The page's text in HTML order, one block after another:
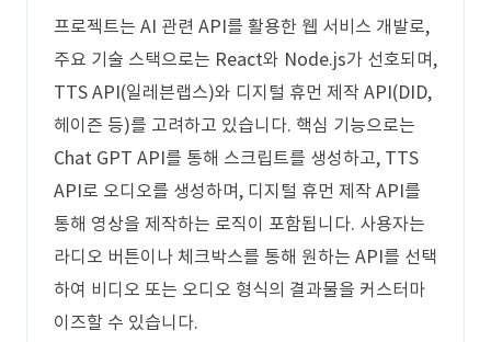
프로젝트는 AI 관련 API를 활용한 웹 서비스 개발로,
주요 기술 스택으로는 React와 Node.js가 선호되며,
TTS API(일레븐랩스)와 디지털 휴먼 제작 API(DID,
헤이즌 등)를 고려하고 있습니다. 핵심 기능으로는
Chat GPT API를 통해 스크립트를 생성하고, TTS
API로 오디오를 생성하며, 디지털 휴먼 제작 API를
통해 영상을 제작하는 로직이 포함됩니다. 사용자는
라디오 버튼이나 체크박스를 통해 원하는 API를 선택
하여 비디오 또는 오디오 형식의 결과물을 커스터마
이즈할 수 있습니다.